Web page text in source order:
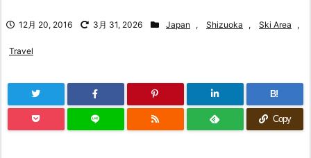
12月 20, 2016 3月 31, 2026 Japan , Shizuoka , Ski Area ,
Travel
B!
Copy